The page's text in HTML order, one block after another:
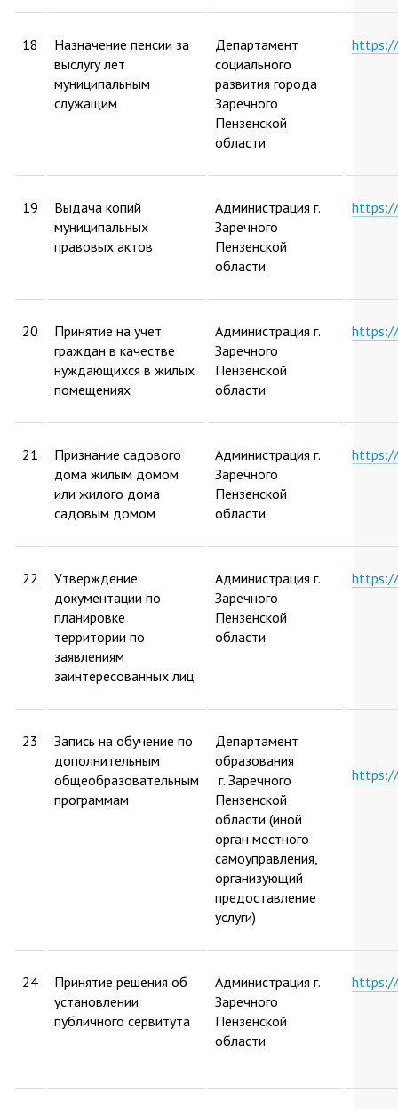
18
Назначение пенсии за
выслугу лет
муниципальным
служащим
Департамент
социального
развития города
Заречного
Пензенской
области
19
Выдача копий
муниципальных
правовых актов
Администрация г.
Заречного
Пензенской
области
20
Принятие на учет
граждан в качестве
нуждающихся в жилых
помещениях
Администрация г.
Заречного
Пензенской
области
21
Признание садового
дома жилым домом
или жилого дома
садовым домом
Администрация г.
Заречного
Пензенской
области
22
Утверждение
документации по
планировке
территории по
заявлениям
заинтересованных лиц
Администрация г.
Заречного
Пензенской
области
23
Запись на обучение по
дополнительным
общеобразовательным
программам
Департамент
образования
г. Заречного
Пензенской
области (иной
орган местного
самоуправления,
организующий
предоставление
услуги)
24
Принятие решения об
установлении
публичного сервитута
Администрация г.
Заречного
Пензенской
области